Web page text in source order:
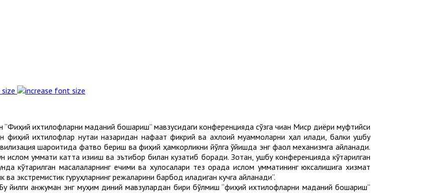
ихтилофларни маданий бошқариш” мавзусидаги конференцияда сўзга чиққан Миср диёри муфтийси
ихтилофлар нуқтаи назаридан нафақат фикрий ва ахлоқий муаммоларни ҳал қилади, балки ушбу
шароитида фатво бериш ва фиқҳий ҳамкорликни йўлга қўйишда энг фаол механизмга айланади.
уммати катта қизиқиш ва эътибор билан кузатиб боради. Зотан, ушбу конференцияда кўтарилган
кўтарилган масалаларнинг ечими ва хулосалари тез орада ислом умматининг юксалишига хизмат
экстремистик гуруҳларнинг режаларини барбод қиладиган кучга айланади”.
йилги анжуман энг муҳим диний мавзулардан бири бўлмиш “фиқҳий ихтилофларни маданий бошқариш”